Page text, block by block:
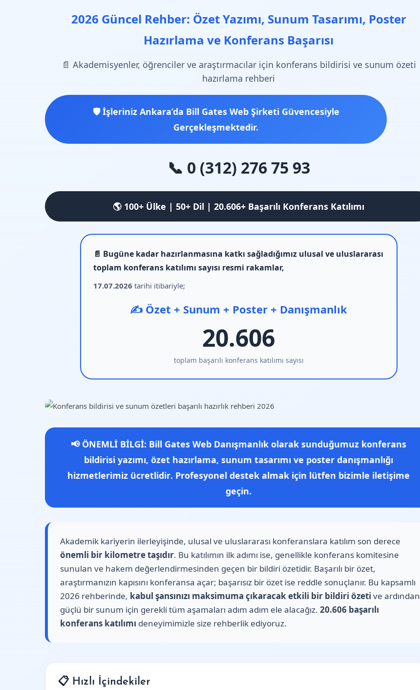
2026 Güncel Rehber: Özet Yazımı, Sunum Tasarımı, Poster
Hazırlama ve Konferans Başarısı
📄 Akademisyenler, öğrenciler ve araştırmacılar için konferans bildirisi ve sunum özeti
hazırlama rehberi
🛡️ İşleriniz Ankara’da Bill Gates Web Şirketi Güvencesiyle
Gerçekleşmektedir.
📞 0 (312) 276 75 93
🌎 100+ Ülke | 50+ Dil | 20.606+ Başarılı Konferans Katılımı
📄 Bugüne kadar hazırlanmasına katkı sağladığımız ulusal ve uluslararası
toplam konferans katılımı sayısı resmi rakamlar,
17.07.2026 tarihi itibariyle;
✍️ Özet + Sunum + Poster + Danışmanlık
20.606
toplam başarılı konferans katılımı sayısı
📢 ÖNEMLİ BİLGİ: Bill Gates Web Danışmanlık olarak sunduğumuz konferans
bildirisi yazımı, özet hazırlama, sunum tasarımı ve poster danışmanlığı
hizmetlerimiz ücretlidir. Profesyonel destek almak için lütfen bizimle iletişime
geçin.
Akademik kariyerin ilerleyişinde, ulusal ve uluslararası konferanslara katılım son derece
önemli bir kilometre taşıdır. Bu katılımın ilk adımı ise, genellikle konferans komitesine
sunulan ve hakem değerlendirmesinden geçen bir bildiri özetidir. Başarılı bir özet,
araştırmanızın kapısını konferansa açar; başarısız bir özet ise reddle sonuçlanır. Bu kapsamlı
2026 rehberinde, kabul şansınızı maksimuma çıkaracak etkili bir bildiri özeti ve ardından
güçlü bir sunum için gerekli tüm aşamaları adım adım ele alacağız. 20.606 başarılı
konferans katılımı deneyimimizle size rehberlik ediyoruz.
📋 Hızlı İçindekiler